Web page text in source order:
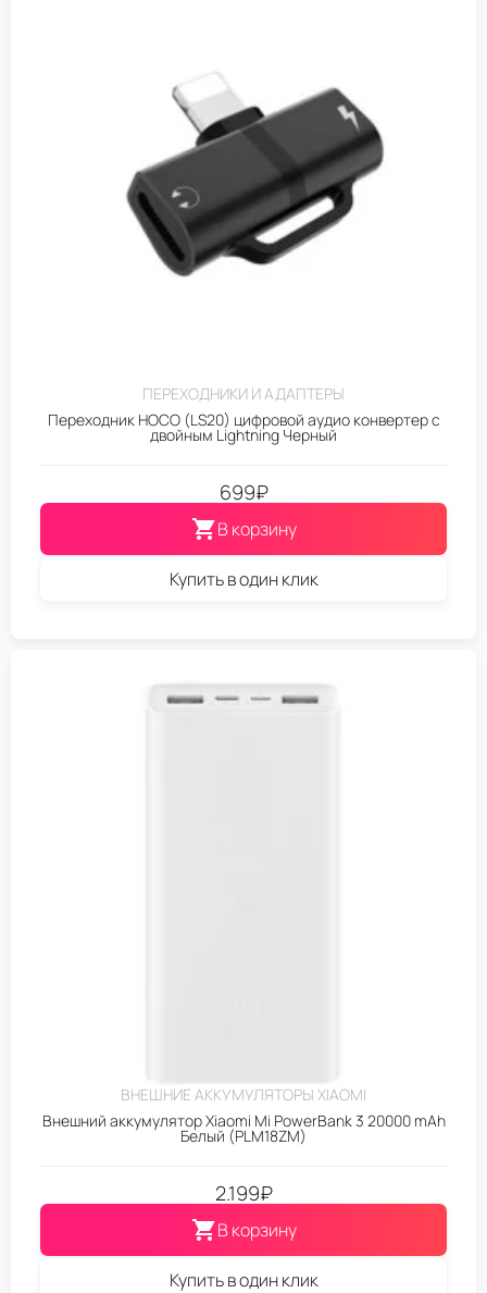
ПЕРЕХОДНИКИ И АДАПТЕРЫ
Переходник HOCO (LS20) цифровой аудио конвертер с
двойным Lightning Черный
699₽
В корзину
Купить в один клик
ВНЕШНИЕ АККУМУЛЯТОРЫ XIAOMI
Внешний аккумулятор Xiaomi Mi PowerBank 3 20000 mAh
Белый (PLM18ZM)
2.199₽
В корзину
Купить в один клик